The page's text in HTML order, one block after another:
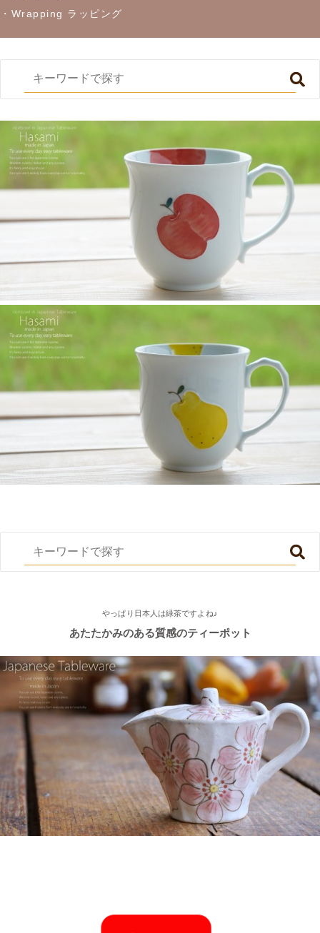
・Wrapping ラッピング
やっぱり日本人は緑茶ですよね♪
あたたかみのある質感のティーポット